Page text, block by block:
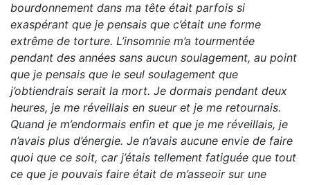
bourdonnement dans ma tête était parfois si
exaspérant que je pensais que c’était une forme
extrême de torture. L’insomnie m’a tourmentée
pendant des années sans aucun soulagement, au point
que je pensais que le seul soulagement que
j’obtiendrais serait la mort. Je dormais pendant deux
heures, je me réveillais en sueur et je me retournais.
Quand je m’endormais enfin et que je me réveillais, je
n’avais plus d’énergie. Je n’avais aucune envie de faire
quoi que ce soit, car j’étais tellement fatiguée que tout
ce que je pouvais faire était de m’asseoir sur une